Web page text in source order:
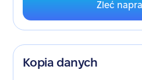
Zleć
Kopia danych